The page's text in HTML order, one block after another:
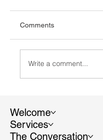
Audrey-Flore
Comments
Write a comment...
Welcome
Services
The Conversation